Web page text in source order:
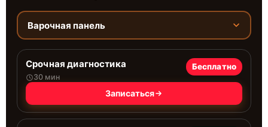
Варочная панель
Срочная диагностика
30 мин
Бесплатно
Записаться